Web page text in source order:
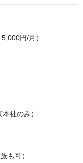
円/月）
社のみ）
も可）